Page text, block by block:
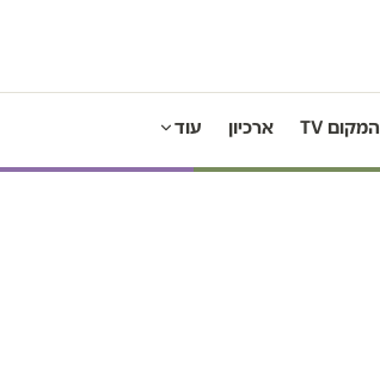
המקום TV ארכיון עוד